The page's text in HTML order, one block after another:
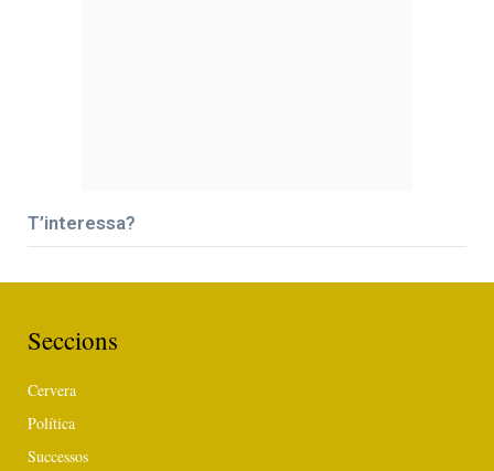
T’interessa?
Seccions
Cervera
Política
Successos